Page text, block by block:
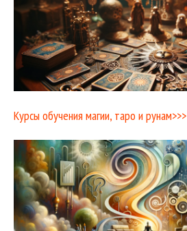
Курсы обучения магии, таро и рунам>>>